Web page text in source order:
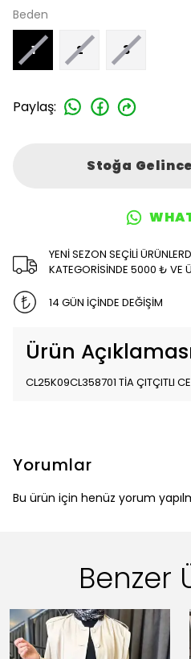
Beden
1 2 3
Paylaş:
Stoğa
YENİ SEZON SEÇİLİ
KATEGORİSİNDE 5000 ₺ VE
14 GÜN İÇİNDE DEĞİŞİM
Ürün
CL25K09CL358701 TİA ÇITÇITLI
Yorumlar
Bu ürün için henüz yorum
Benzer